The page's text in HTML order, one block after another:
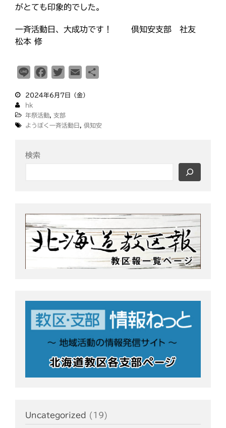
札幌白豊 渡島
がとても印象的でした。
一斉活動日、大成功です！ 倶知安支部 社友
松本 修
n
e
c
e
b
i
t
t
a
l
2024年6月7日（金）
hk
年祭活動, 支部
ようぼく一斉活動日, 倶知安
検索
Uncategorized (19)